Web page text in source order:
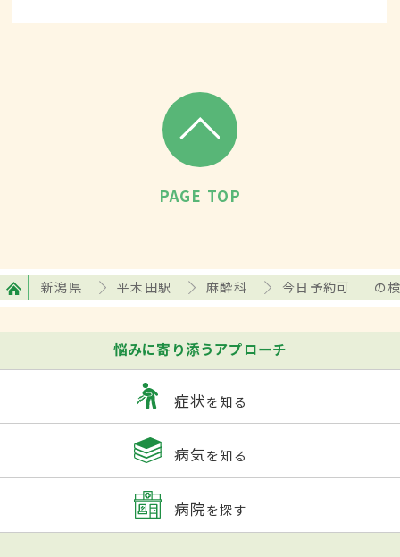
PAGE TOP
新潟県 平木田駅 麻酔科 今日予約可 の
悩みに寄り添うアプローチ
症状を知る
病気を知る
病院を探す